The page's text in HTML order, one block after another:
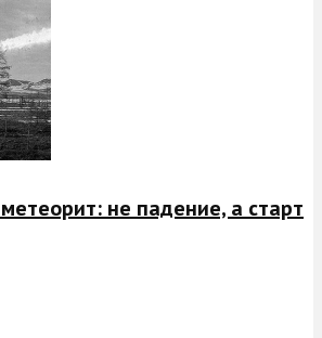
метеорит: не падение, а старт